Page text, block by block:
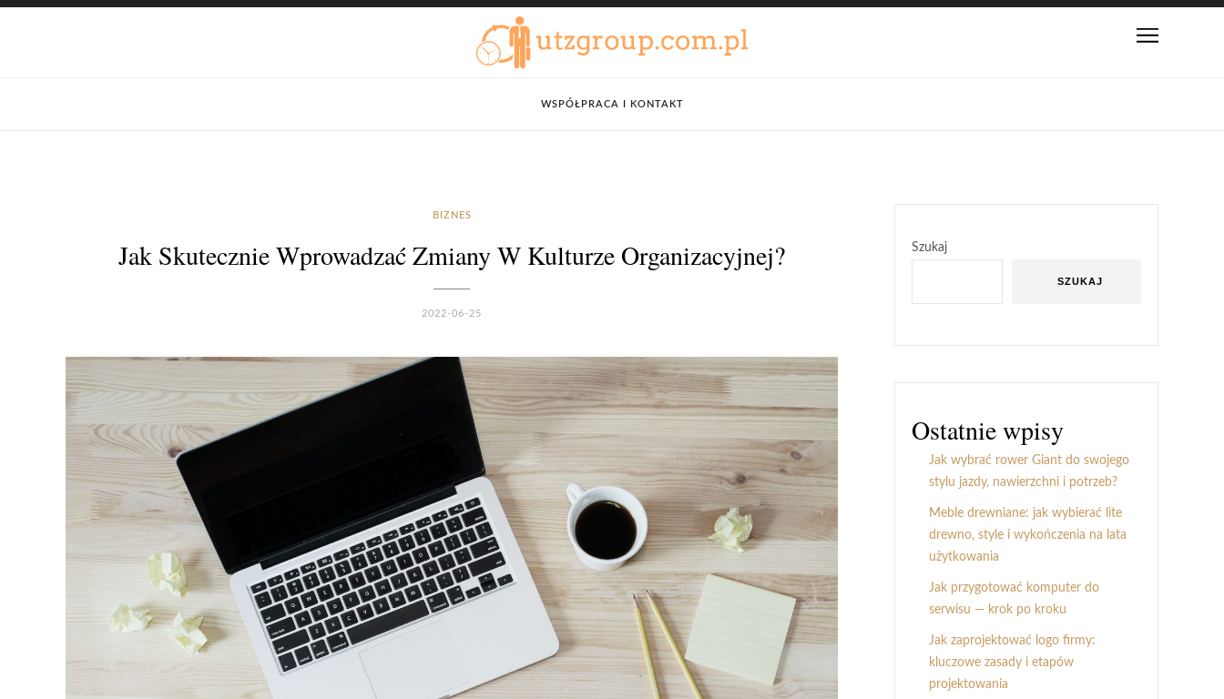
WSPÓŁPRACA I KONTAKT
BIZNES
Jak Skutecznie Wprowadzać Zmiany W Kulturze Organizacyjnej?
2022-06-25
Szukaj
SZUKAJ
Ostatnie wpisy
Jak wybrać rower Giant do swojego
stylu jazdy, nawierzchni i potrzeb?
Meble drewniane: jak wybierać lite
drewno, style i wykończenia na lata
użytkowania
Jak przygotować komputer do
serwisu — krok po kroku
Jak zaprojektować logo firmy:
kluczowe zasady i etapów
projektowania